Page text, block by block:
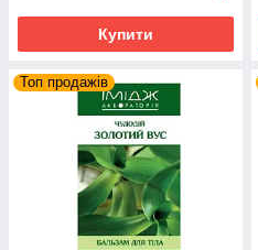
Купити
Топ продажів